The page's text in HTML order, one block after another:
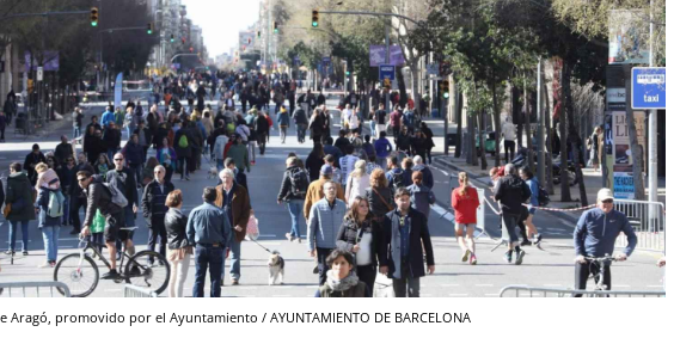
Aragó, promovido por el Ayuntamiento / AYUNTAMIENTO DE BARCELONA